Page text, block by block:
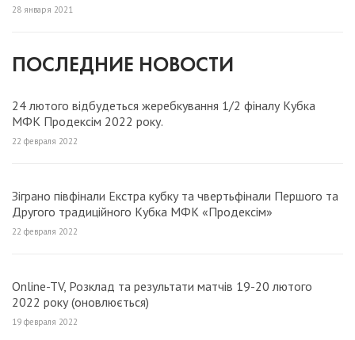
28 января 2021
ПОСЛЕДНИЕ НОВОСТИ
24 лютого відбудеться жеребкування 1/2 фіналу Кубка
МФК Продексім 2022 року.
22 февраля 2022
Зіграно півфінали Екстра кубку та чвертьфінали Першого та
Другого традиційного Кубка МФК «Продексім»
22 февраля 2022
Online-TV, Розклад та результати матчів 19-20 лютого
2022 року (оновлюється)
19 февраля 2022